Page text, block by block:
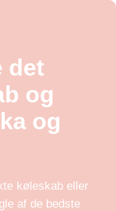
det
og
og
køleskab eller
af de bedste